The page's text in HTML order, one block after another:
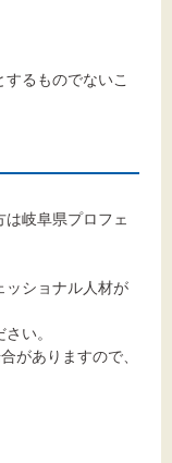
るものでないこ
岐阜県プロフェ
ショナル人材が
い。
ありますので、